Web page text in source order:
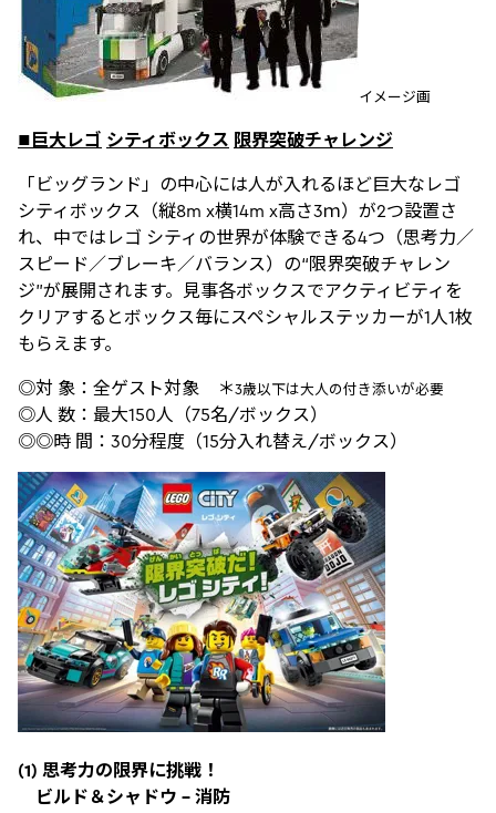
イメージ画
■巨大レゴ シティボックス 限界突破チャレンジ
「ビッグランド」の中心には人が入れるほど巨大なレゴ
シティボックス（縦8m x横14m x高さ3ｍ）が2つ設置さ
れ、中ではレゴ シティの世界が体験できる4つ（思考力／
スピード／ブレーキ／バランス）の“限界突破チャレン
ジ”が展開されます。見事各ボックスでアクティビティを
クリアするとボックス毎にスペシャルステッカーが1人1枚
もらえます。
◎対 象：全ゲスト対象 ＊3歳以下は大人の付き添いが必要
◎人 数：最大150人（75名/ボックス）
◎◎時 間：30分程度（15分入れ替え/ボックス）
(1) 思考力の限界に挑戦！
ビルド＆シャドウ – 消防